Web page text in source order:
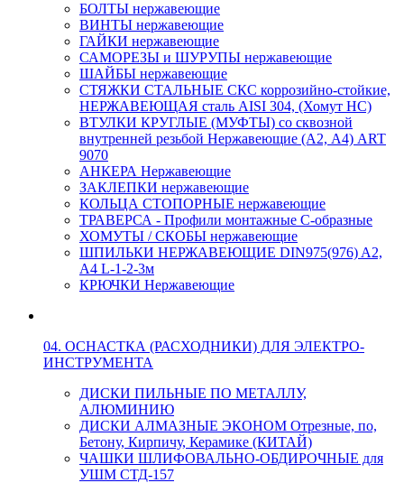
БОЛТЫ нержавеющие
ВИНТЫ нержавеющие
ГАЙКИ нержавеющие
САМОРЕЗЫ и ШУРУПЫ нержавеющие
ШАЙБЫ нержавеющие
СТЯЖКИ СТАЛЬНЫЕ СКС коррозийно-стойкие,
НЕРЖАВЕЮЩАЯ сталь AISI 304, (Хомут НС)
ВТУЛКИ КРУГЛЫЕ (МУФТЫ) со сквозной
внутренней резьбой Нержавеющие (А2, А4) ART
9070
АНКЕРА Нержавеющие
ЗАКЛЕПКИ нержавеющие
КОЛЬЦА СТОПОРНЫЕ нержавеющие
ТРАВЕРСА - Профили монтажные С-образные
ХОМУТЫ / СКОБЫ нержавеющие
ШПИЛЬКИ НЕРЖАВЕЮЩИЕ DIN975(976) A2,
А4 L-1-2-3м
КРЮЧКИ Нержавеющие
04. ОСНАСТКА (РАСХОДНИКИ) ДЛЯ ЭЛЕКТРО-
ИНСТРУМЕНТА
ДИСКИ ПИЛЬНЫЕ ПО МЕТАЛЛУ,
АЛЮМИНИЮ
ДИСКИ АЛМАЗНЫЕ ЭКОНОМ Отрезные, по,
Бетону, Кирпичу, Керамике (КИТАЙ)
ЧАШКИ ШЛИФОВАЛЬНО-ОБДИРОЧНЫЕ для
УШМ СТД-157